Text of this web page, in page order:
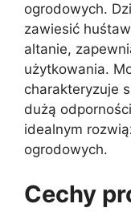
ogrodowych.
zawiesić
altanie,
użytkowania.
charakteryzuje
dużą
idealnym
ogrodowych.
Cechy